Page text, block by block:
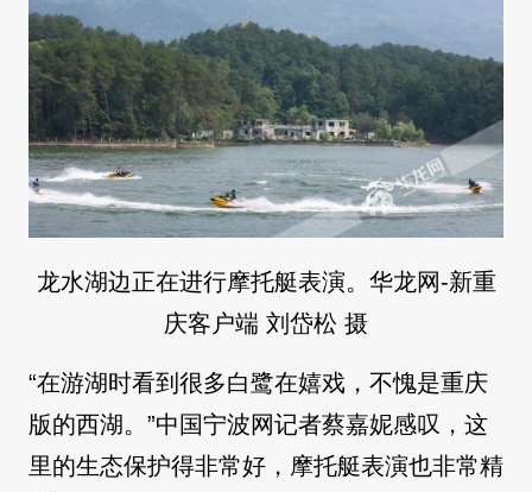
龙水湖边正在进行摩托艇表演。华龙网-新重
庆客户端 刘岱松 摄
“在游湖时看到很多白鹭在嬉戏，不愧是重庆
版的西湖。”中国宁波网记者蔡嘉妮感叹，这
里的生态保护得非常好，摩托艇表演也非常精